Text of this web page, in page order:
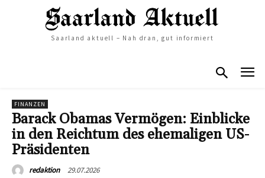
Saarland aktuell – Nah dran, gut informiert
FINANZEN
Barack Obamas Vermögen: Einblicke
in den Reichtum des ehemaligen US-
Präsidenten
redaktion 29.07.2026